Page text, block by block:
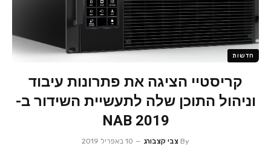
חדשות
קריסטיי הציגה את פתרונות עיבוד
וניהול התוכן שלה לתעשיית השידור ב-
NAB 2019
By צבי קצבורג 10 באפריל 2019